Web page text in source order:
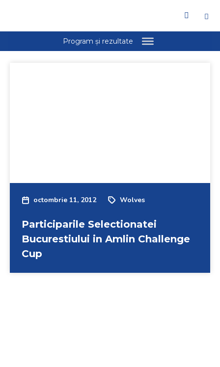
octombrie 11, 2012 Wolves
Participarile Selectionatei
Bucurestiului in Amlin Challenge
Cup